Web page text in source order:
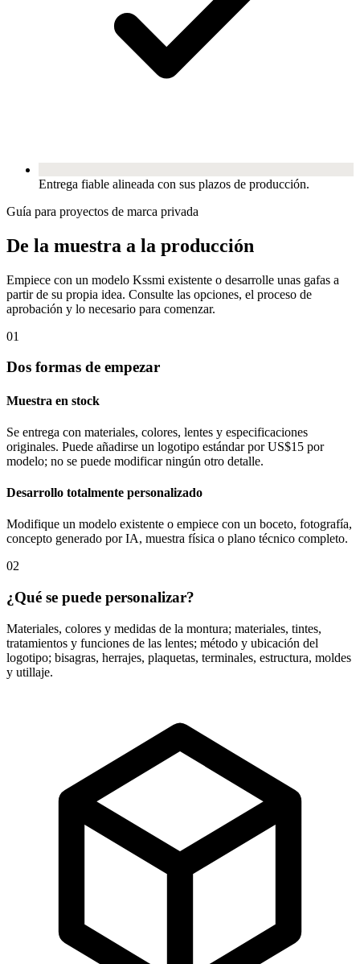
Entrega fiable alineada con sus plazos de producción.
Guía para proyectos de marca privada
De la muestra a la producción
Empiece con un modelo Kssmi existente o desarrolle unas gafas a
partir de su propia idea. Consulte las opciones, el proceso de
aprobación y lo necesario para comenzar.
01
Dos formas de empezar
Muestra en stock
Se entrega con materiales, colores, lentes y especificaciones
originales. Puede añadirse un logotipo estándar por US$15 por
modelo; no se puede modificar ningún otro detalle.
Desarrollo totalmente personalizado
Modifique un modelo existente o empiece con un boceto, fotografía,
concepto generado por IA, muestra física o plano técnico completo.
02
¿Qué se puede personalizar?
Materiales, colores y medidas de la montura; materiales, tintes,
tratamientos y funciones de las lentes; método y ubicación del
logotipo; bisagras, herrajes, plaquetas, terminales, estructura, moldes
y utillaje.